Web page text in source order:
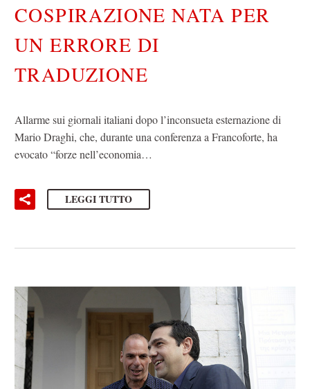
COSPIRAZIONE NATA PER
UN ERRORE DI
TRADUZIONE
Allarme sui giornali italiani dopo l’inconsueta esternazione di
Mario Draghi, che, durante una conferenza a Francoforte, ha
evocato “forze nell’economia…
LEGGI TUTTO